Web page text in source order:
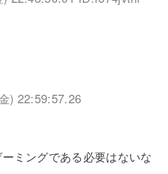
) 22:59:57.26
ミングである必要はないな